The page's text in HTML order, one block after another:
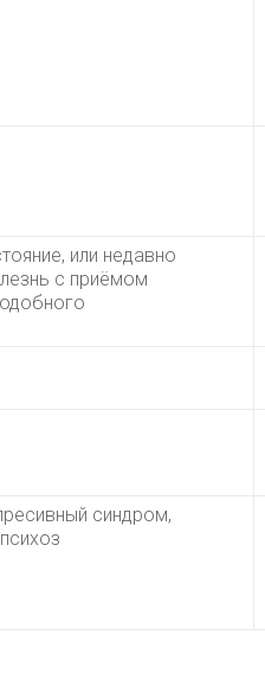
или недавно
с приёмом
синдром,